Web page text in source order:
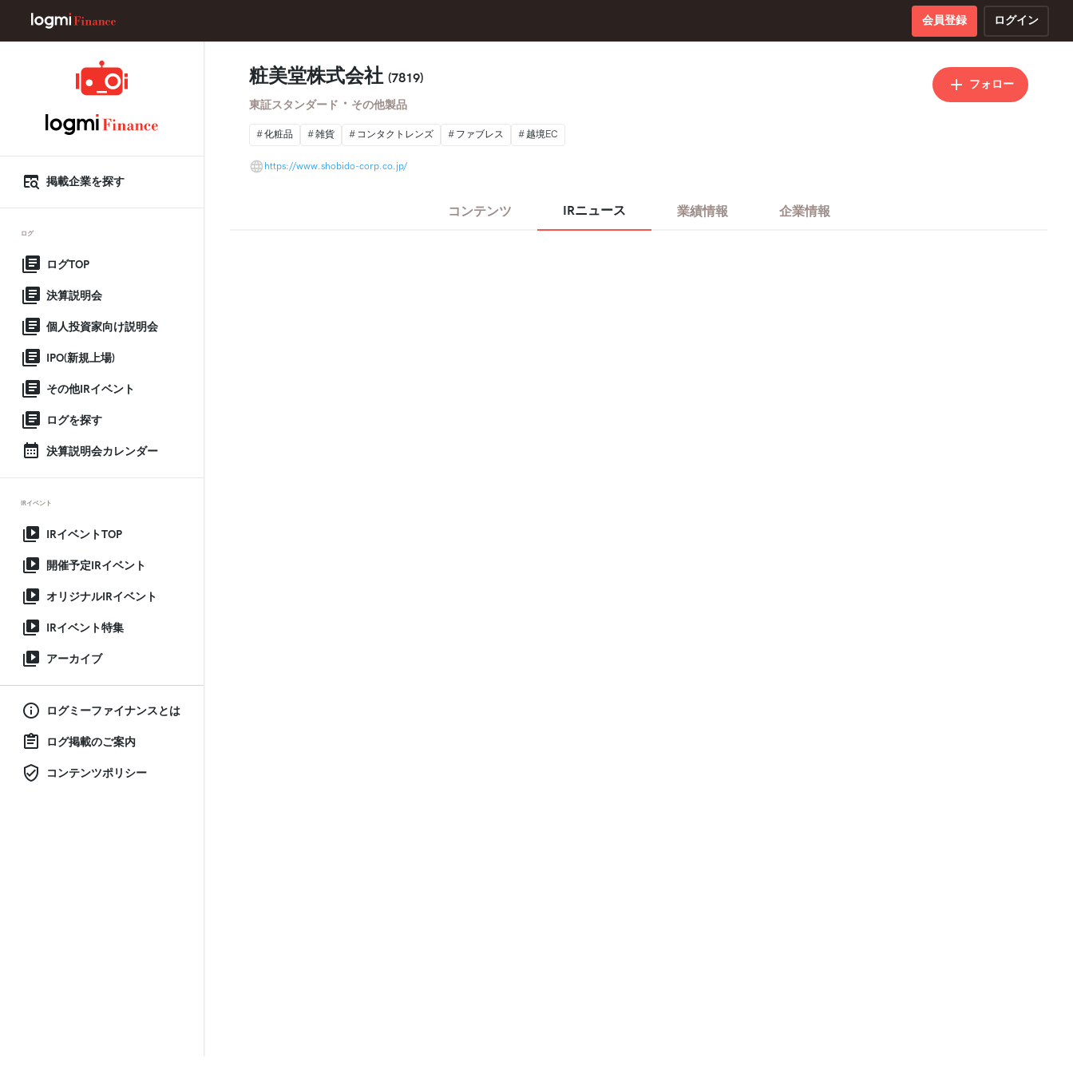
会員登録 ログイン
掲載企業を探す
ログ
ログTOP
決算説明会
個人投資家向け説明会
IPO(新規上場)
その他IRイベント
ログを探す
決算説明会カレンダー
IRイベント
IRイベントTOP
開催予定IRイベント
オリジナルIRイベント
IRイベント特集
アーカイブ
ログミーファイナンスとは
ログ掲載のご案内
コンテンツポリシー
粧美堂株式会社 (7819)
東証スタンダード ・ その他製品
フォロー
化粧品 雑貨 コンタクトレンズ ファブレス 越境EC
https://www.shobido-corp.co.jp/
コンテンツ IRニュース 業績情報 企業情報